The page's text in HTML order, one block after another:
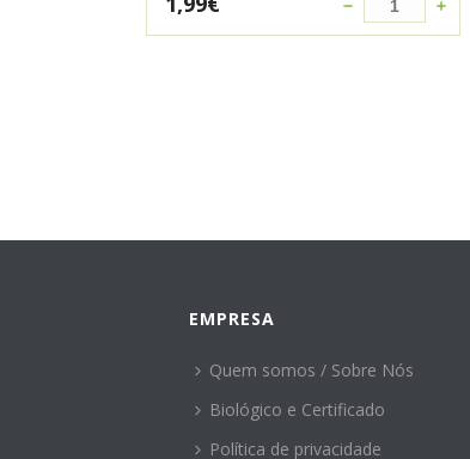
EMPRESA
Quem somos / Sobre Nós
Biológico e Certificado
Política de privacidade